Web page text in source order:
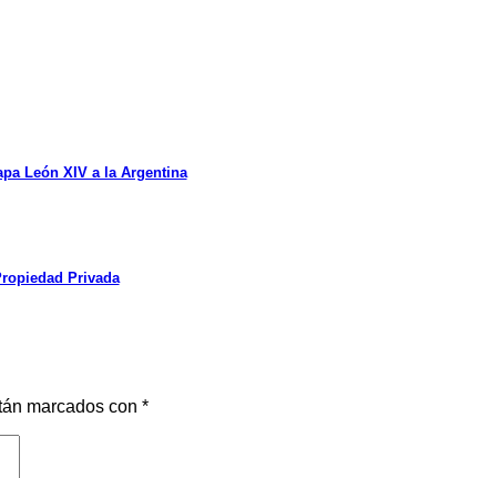
León XIV a la Argentina
Privada
marcados con *